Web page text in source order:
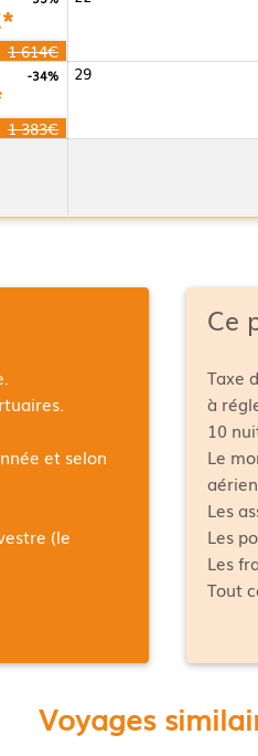
.
et selon
(le
Ce
Taxe
à
10
Le
Les
Les
Les
Tout
1 614€
29
-34%
1 383€
Voyages